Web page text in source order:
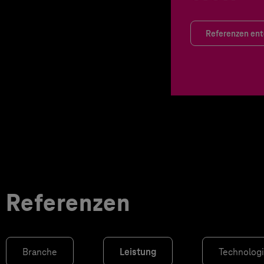
Referenzen
Referenzen
Branche Leistung